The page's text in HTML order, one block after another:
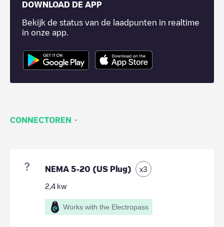
DOWNLOAD DE APP
Bekijk de status van de laadpunten in realtime
in onze app.
CONNECTOREN ·
NEMA 5-20 (US Plug) x3
2,4 kw
Works with the Electropass